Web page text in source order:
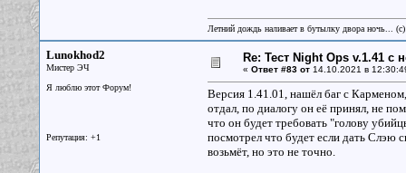
Летний дождь наливает в бутылку двора ночь...
Lunokhod2
Мистер ЭЧ
Я люблю этот Форум!
Репутация: +1
Re: Тест Night Ops v.1.41 с
« Ответ #83 от14.10.2021 в
Версия 1.41.01, нашёл баг с
отдал, по диалогу он её принял, не
что он будет требовать "голову
посмотрел что будет если дать Слэю
возьмёт, но это не точно.